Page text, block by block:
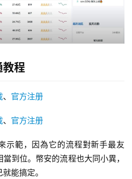
教程
、 官方注册
、 官方注册
示範，因為它的流程對新手最友
到位。幣安的流程也大同小異，
能搞定。